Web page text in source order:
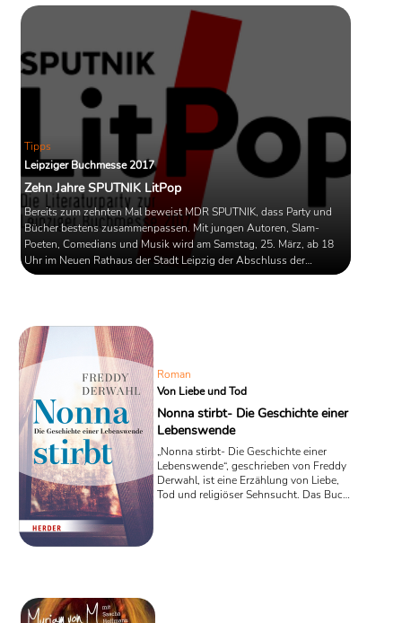
Tipps
Leipziger Buchmesse 2017
Zehn Jahre SPUTNIK LitPop
Bereits zum zehnten Mal beweist MDR SPUTNIK, dass Party und
Bücher bestens zusammenpassen. Mit jungen Autoren, Slam-
Poeten, Comedians und Musik wird am Samstag, 25. März, ab 18
Uhr im Neuen Rathaus der Stadt Leipzig der Abschluss der
Buchmesse gefeiert.
Roman
Von Liebe und Tod
Nonna stirbt- Die Geschichte einer
Lebenswende
„Nonna stirbt- Die Geschichte einer
Lebenswende“, geschrieben von Freddy
Derwahl, ist eine Erzählung von Liebe,
Tod und religiöser Sehnsucht. Das Buch